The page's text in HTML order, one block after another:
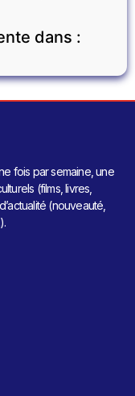
dans :
fois par semaine, une
(films, livres,
(nouveauté,